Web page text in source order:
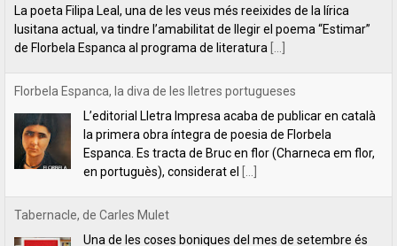
Espanca. Es tracta de Bruc en flor (Charneca em flor,
en portuguès), considerat el[...]
Tabernacle, de Carles Mulet
Una de les coses boniques del mes de setembre és
anunciar les novetats que hem anat preparant al llarg
de l'estiu. La primera és aquest tríptic poètic de Carles
Mulet:[...]
Lletra Impresa aposta per la poesia en clau feminista amb motiu
del 8 de Març
L’editorial Lletra Impresa Edicions acaba de publicar